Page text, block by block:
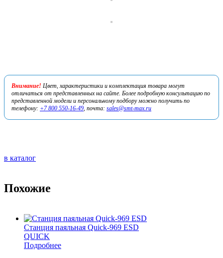
Внимание! Цвет, характеристики и комплектация товара могут
отличаться от представленных на сайте. Более подробную консультацию по
представленной модели и персональному подбору можно получить по
телефону: +7 800 550-16-49, почта: sales@smt-max.ru
в каталог
Похожие
Станция паяльная Quick-969 ESD
QUICK
Подробнее